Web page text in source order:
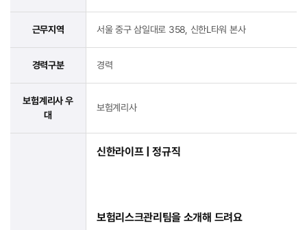
근무지역 서울 중구 삼일대로 358, 신한L타워 본사
경력구분 경력
보험계리사 우
대
보험계리사
신한라이프 | 정규직
보험리스크관리팀을 소개해 드려요